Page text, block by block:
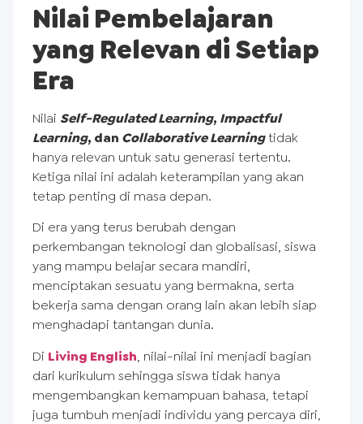
Nilai Pembelajaran
yang Relevan di Setiap
Era
Nilai Self-Regulated Learning, Impactful
Learning, dan Collaborative Learningtidak
hanya relevan untuk satu generasi tertentu.
Ketiga nilai ini adalah keterampilan yang akan
tetap penting di masa depan.
Di era yang terus berubah dengan
perkembangan teknologi dan globalisasi, siswa
yang mampu belajar secara mandiri,
menciptakan sesuatu yang bermakna, serta
bekerja sama dengan orang lain akan lebih siap
menghadapi tantangan dunia.
Di Living English, nilai-nilai ini menjadi bagian
dari kurikulum sehingga siswa tidak hanya
mengembangkan kemampuan bahasa, tetapi
juga tumbuh menjadi individu yang percaya diri,